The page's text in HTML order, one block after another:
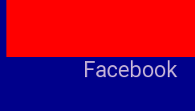
Facebook